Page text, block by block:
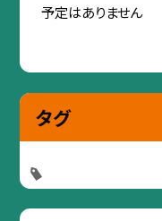
予定はありません
タグ